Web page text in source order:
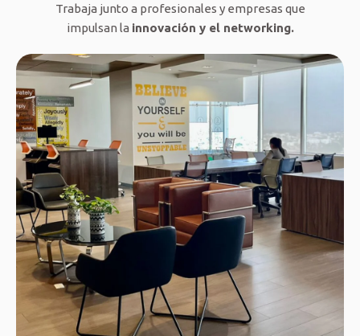
Trabaja junto a profesionales y empresas que
impulsan la innovación y el networking.